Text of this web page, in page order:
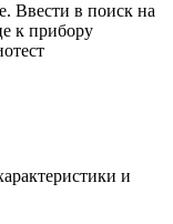
Ввести в поиск на
к прибору
и